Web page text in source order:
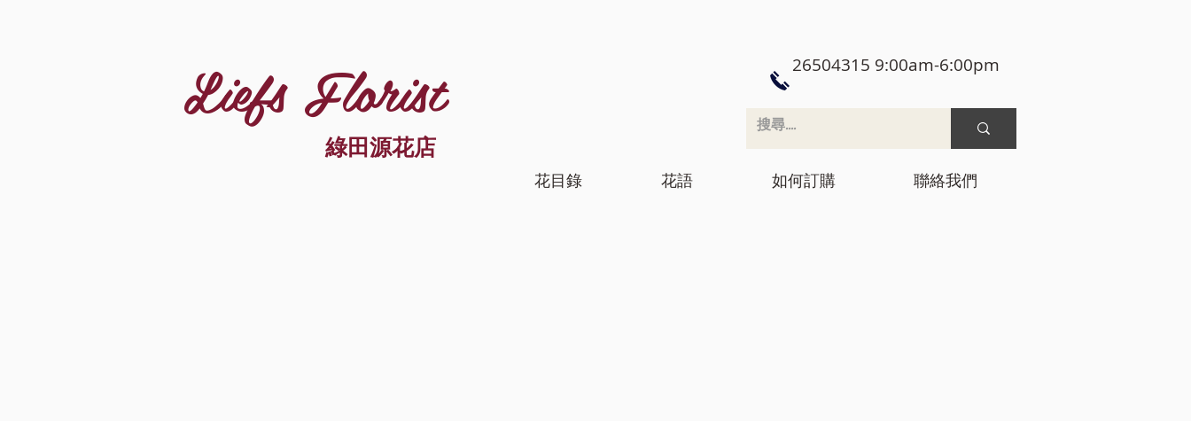
Liefs Florist
綠田源花店
26504315 9:00am-6:00pm
花目錄 花語 如何訂購 聯絡我們